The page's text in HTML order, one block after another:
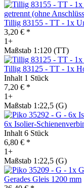
Tillig 83155 - TT - 1x
3,20 € *
1+
Maßstab 1:120 (TT)
Tillig 83125 - TT - 1x
Inhalt 1 Stück
7,20 € *
1+
Maßstab 1:22,5 (G)
6x Isolier-
Inhalt 6 Stück
6,80 € *
1+
Maßstab 1:22,5 (G)
Gerades Gleis 1200 mm